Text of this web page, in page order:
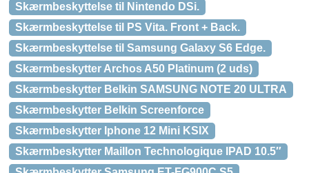
Skærmbeskyttelse til Nintendo DSi.
Skærmbeskyttelse til PS Vita. Front + Back.
Skærmbeskyttelse til Samsung Galaxy S6 Edge.
Skærmbeskytter Archos A50 Platinum (2 uds)
Skærmbeskytter Belkin SAMSUNG NOTE 20 ULTRA
Skærmbeskytter Belkin Screenforce
Skærmbeskytter Iphone 12 Mini KSIX
Skærmbeskytter Maillon Technologique IPAD 10.5″